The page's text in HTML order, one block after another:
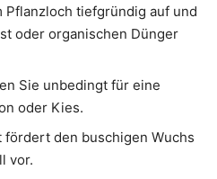
Pflanzloch tiefgründig auf und
oder organischen Dünger
Sie unbedingt für eine
oder Kies.
fördert den buschigen Wuchs
vor.